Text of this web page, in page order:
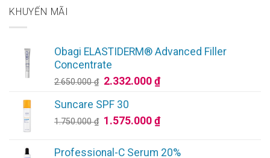
KHUYẾN MÃI
Obagi ELASTIDERM® Advanced Filler
Concentrate
2.650.000₫ Giá
là:
2.650.000 ₫.
2.332.000₫Giá
là:
Suncare SPF 30
1.750.000₫ Giá
là:
1.575.000₫Giá
tại
Professional-C Serum 20%